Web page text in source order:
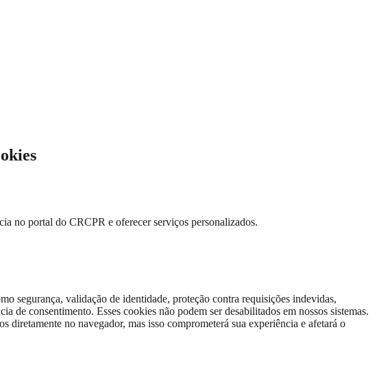
no portal do CRCPR e oferecer serviços personalizados.
segurança, validação de identidade, proteção contra requisições indevidas,
de consentimento. Esses cookies não podem ser desabilitados em nossos sistemas.
diretamente no navegador, mas isso comprometerá sua experiência e afetará o